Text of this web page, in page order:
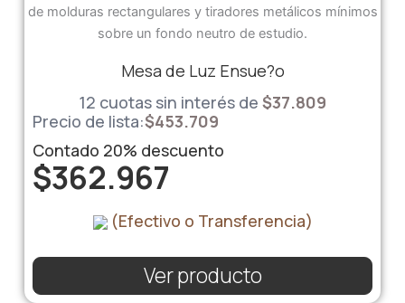
Mesa de Luz Ensue?o
12 cuotas sin interés de $37.809
Precio de lista:$453.709
Contado 20% descuento
$362.967
(Efectivo o Transferencia)
Ver producto